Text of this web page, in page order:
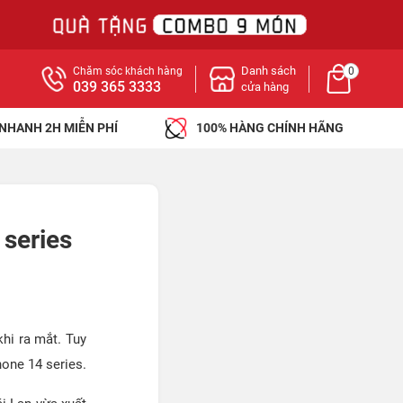
Chăm sóc khách hàng
039 365 3333
Danh sách
cửa hàng
0
2H MIỄN PHÍ 100% HÀNG CHÍNH HÃNG
ra mắt. Tuy
14 series.